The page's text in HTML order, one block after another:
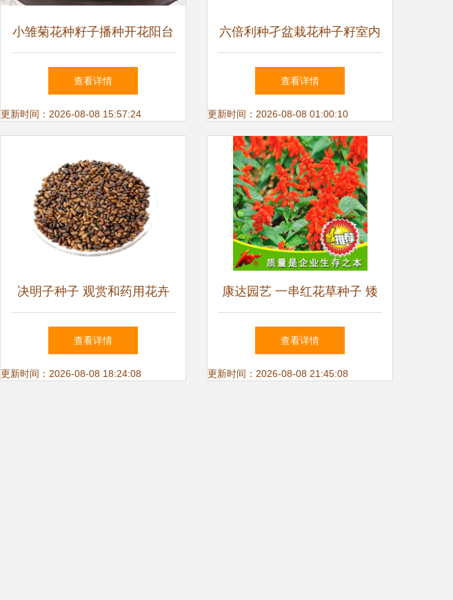
小雏菊花种籽子播种开花阳台
盆栽花种子庭院花卉种孑香草
植物种子
查看详情
更新时间：2026-08-08 15:57:24
六倍利种孑盆栽花种子籽室内
花卉植物室外观赏树芳香香草
植物种子
查看详情
更新时间：2026-08-08 01:00:10
决明子种子 观赏和药用花卉
种子花园庭院种植 全株可入
药花卉种子
查看详情
更新时间：2026-08-08 18:24:08
康达园艺 一串红花草种子 矮
串红花种子 春秋四季播种花
卉种 花卉种子、种苗 爆仗红
查看详情
更新时间：2026-08-08 21:45:08